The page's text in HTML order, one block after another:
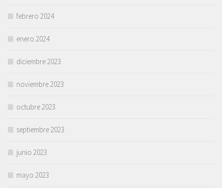
febrero 2024
enero 2024
diciembre 2023
noviembre 2023
octubre 2023
septiembre 2023
junio 2023
mayo 2023